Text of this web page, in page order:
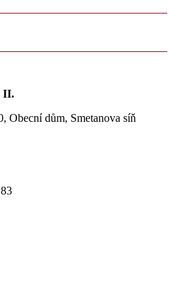
II.
Obecní dům, Smetanova síň